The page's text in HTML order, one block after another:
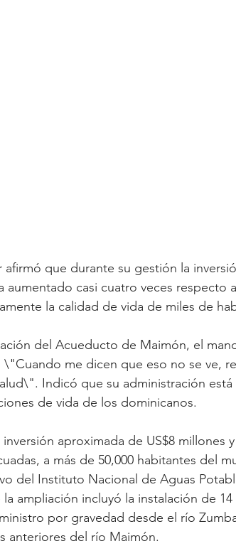
que durante su gestión la
aumentado casi cuatro veces respecto
la calidad de vida de miles de
del Acueducto de Maimón, el
\"Cuando me dicen que eso no se ve,
Indicó que su administración
de vida de los dominicanos.
aproximada de US$8 millones
a más de 50,000 habitantes del
del Instituto Nacional de Aguas
ampliación incluyó la instalación de
por gravedad desde el río
anteriores del río Maimón.